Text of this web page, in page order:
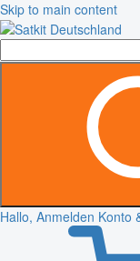
Skip to main content
Hallo, Anmelden Konto